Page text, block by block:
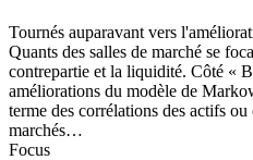
Tournés auparavant vers
Quants des salles de marché se
contrepartie et la liquidité. Côté «
améliorations du modèle de
terme des corrélations des actifs
marchés…
Focus